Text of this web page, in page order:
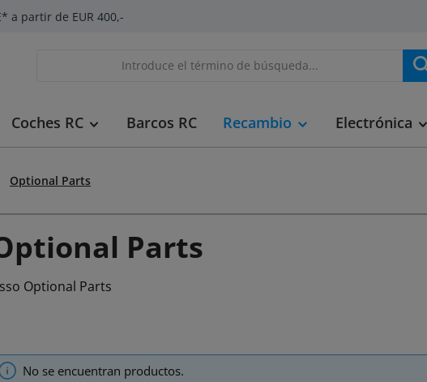
a partir de EUR 400,-
Coches RC Barcos RC Recambio Electrónica
Optional Parts
Parts
Optional Parts
No se encuentran productos.